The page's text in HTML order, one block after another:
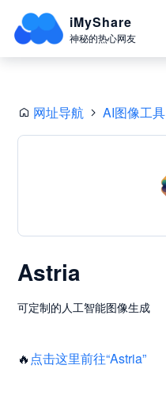
iMyShare
神秘的热心网友
网址导航 AI图像工具
Astria
可定制的人工智能图像生成
🔥 点击这里前往“Astria”